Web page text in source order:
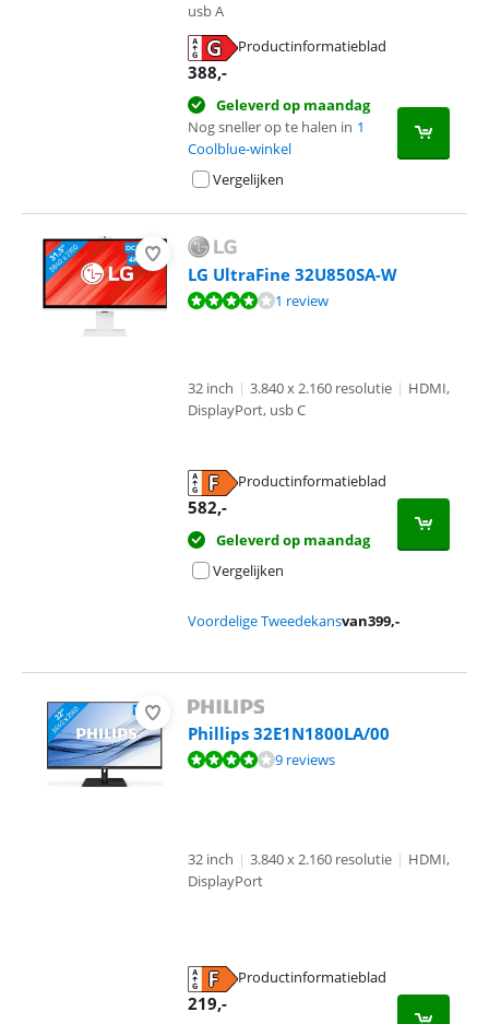
usb A
Productinformatieblad
388,-
Geleverd op maandag
Nog sneller op te halen in 1
Coolblue-winkel
Vergelijken
LG UltraFine 32U850SA-W
Beoordeling is 8,4 van de 10, gebaseerd op 1 review.
1 review
32 inch | 3.840 x 2.160 resolutie | HDMI,
DisplayPort, usb C
Productinformatieblad
582,-
Geleverd op maandag
Vergelijken
Voordelige Tweedekansvan399,-
Phillips 32E1N1800LA/00
Beoordeling is 8,0 van de 10, gebaseerd op 9 reviews.
9 reviews
32 inch | 3.840 x 2.160 resolutie | HDMI,
DisplayPort
Productinformatieblad
219,-